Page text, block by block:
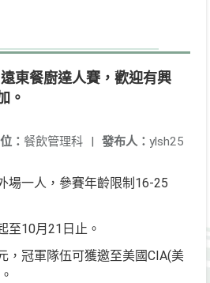
東餐廚達人賽，歡迎有興
。
發布人： ylsh25
： 餐飲管理科 |
場一人，參賽年齡限制16-25
至10月21日止。
，冠軍隊伍可獲邀至美國CIA(美